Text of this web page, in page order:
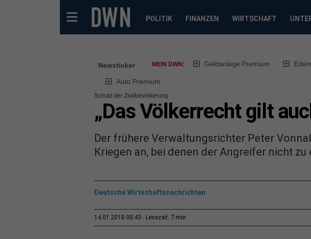
POLITIK FINANZEN WIRTSCHAFT
Newsticker MEIN DWN: Geldanlage Premium
Auto Premium
Schutz der Zivilbevölkerung
„Das Völkerrecht gilt
Der frühere Verwaltungsrichter Peter
Kriegen an, bei denen der Angreifer nicht zu
Deutsche Wirtschaftsnachrichten
14.01.2018 00:43 Lesezeit: 7 min